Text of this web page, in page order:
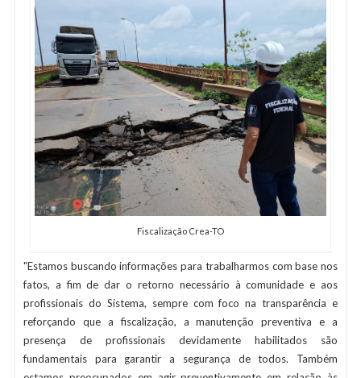
Fiscalização Crea-TO
"Estamos buscando informações para trabalharmos com base nos
fatos, a fim de dar o retorno necessário à comunidade e aos
profissionais do Sistema, sempre com foco na transparência e
reforçando que a fiscalização, a manutenção preventiva e a
presença de profissionais devidamente habilitados são
fundamentais para garantir a segurança de todos. Também